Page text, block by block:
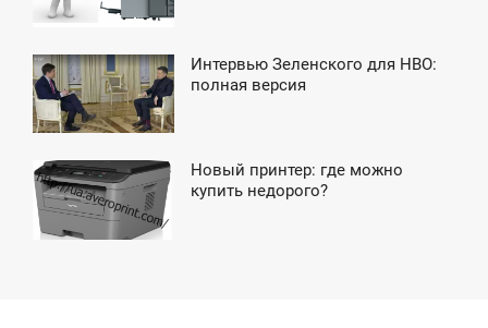
Интервью Зеленского для HBO:
полная версия
Новый принтер: где можно
купить недорого?